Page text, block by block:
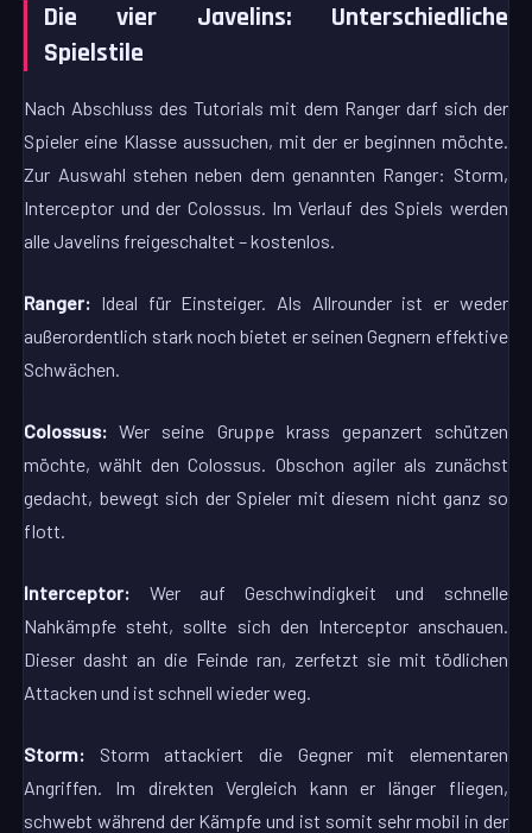
Die vier Javelins: Unterschiedliche
Spielstile
Nach Abschluss des Tutorials mit dem Ranger darf sich der
Spieler eine Klasse aussuchen, mit der er beginnen möchte.
Zur Auswahl stehen neben dem genannten Ranger: Storm,
Interceptor und der Colossus. Im Verlauf des Spiels werden
alle Javelins freigeschaltet – kostenlos.
Ranger: Ideal für Einsteiger. Als Allrounder ist er weder
außerordentlich stark noch bietet er seinen Gegnern effektive
Schwächen.
Colossus: Wer seine Gruppe krass gepanzert schützen
möchte, wählt den Colossus. Obschon agiler als zunächst
gedacht, bewegt sich der Spieler mit diesem nicht ganz so
flott.
Interceptor: Wer auf Geschwindigkeit und schnelle
Nahkämpfe steht, sollte sich den Interceptor anschauen.
Dieser dasht an die Feinde ran, zerfetzt sie mit tödlichen
Attacken und ist schnell wieder weg.
Storm: Storm attackiert die Gegner mit elementaren
Angriffen. Im direkten Vergleich kann er länger fliegen,
schwebt während der Kämpfe und ist somit sehr mobil in der